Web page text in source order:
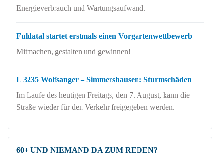
Energieverbrauch und Wartungsaufwand.
Fuldatal startet erstmals einen Vorgartenwettbewerb
Mitmachen, gestalten und gewinnen!
L 3235 Wolfsanger – Simmershausen: Sturmschäden
Im Laufe des heutigen Freitags, den 7. August, kann die
Straße wieder für den Verkehr freigegeben werden.
60+ UND NIEMAND DA ZUM REDEN?